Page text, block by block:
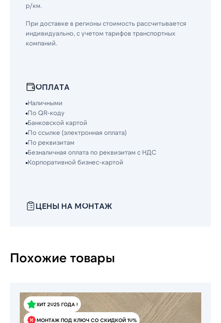
р/км.
При доставке в регионы стоимость рассчитывается
индивидуально, с учетом тарифов транспортных
компаний.
ОПЛАТА
Наличными
По QR-коду
Банковской картой
По ссылке (электронная оплата)
По реквизитам
Безналичная оплата по реквизитам с НДС
Корпоративной бизнес-картой
ЦЕНЫ НА МОНТАЖ
Похожие товары
ХИТ 2025 ГОДА !
МОНТАЖ ПОД КЛЮЧ СО СКИДКОЙ 10%